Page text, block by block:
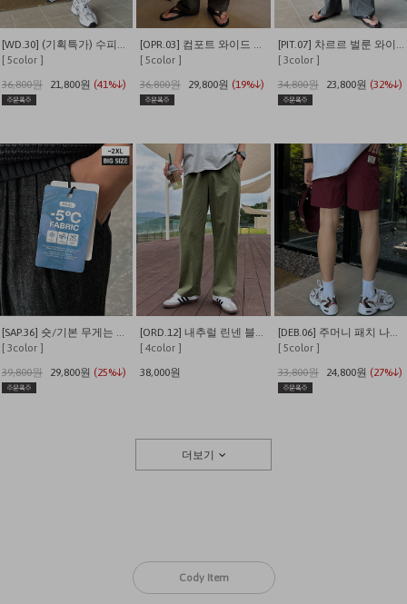
[ 5color ]
36,800원
21,800원 (41%↓)
[ 5color ]
36,800원
29,800원 (19%↓)
[ 3color ]
34,800원
23,800원 (32%↓)
[SAP.36] 숏/기본 무게는 덜어내고 시원함만 남긴 쿨링 밴딩 데님
[ 3color ]
39,800원
29,800원 (25%↓)
[ORD.12] 내추럴 린넨 블렌딩 밴딩 와이드 팬츠
[ 4color ]
38,000원
[DEB.06] 주머니 패치 나일론 이지 밴딩 반바지
[ 5color ]
33,800원
24,800원 (27%↓)
더보기
Cody Item